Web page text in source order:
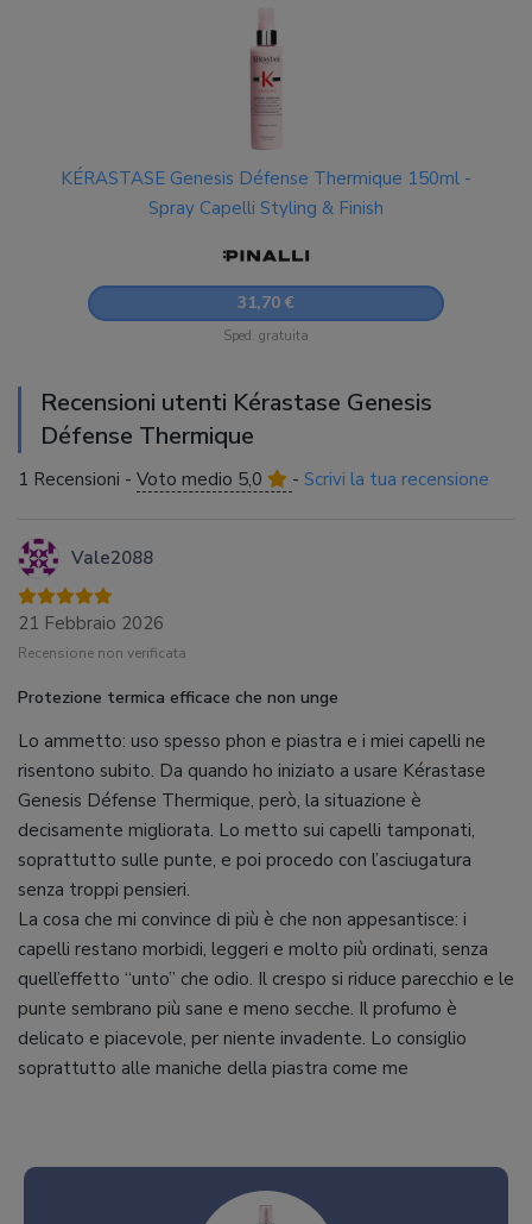
KÉRASTASE Genesis Défense Thermique 150ml -
Spray Capelli Styling & Finish
31,70 €
Sped. gratuita
Recensioni utenti Kérastase Genesis
Défense Thermique
1 Recensioni - Voto medio 5,0 - Scrivi la tua recensione
Vale2088
21 Febbraio 2026
Recensione non verificata
Protezione termica efficace che non unge
Lo ammetto: uso spesso phon e piastra e i miei capelli ne
risentono subito. Da quando ho iniziato a usare Kérastase
Genesis Défense Thermique, però, la situazione è
decisamente migliorata. Lo metto sui capelli tamponati,
soprattutto sulle punte, e poi procedo con l’asciugatura
senza troppi pensieri.
La cosa che mi convince di più è che non appesantisce: i
capelli restano morbidi, leggeri e molto più ordinati, senza
quell’effetto “unto” che odio. Il crespo si riduce parecchio e le
punte sembrano più sane e meno secche. Il profumo è
delicato e piacevole, per niente invadente. Lo consiglio
soprattutto alle maniche della piastra come me